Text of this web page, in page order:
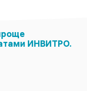
ИНВИТРО.